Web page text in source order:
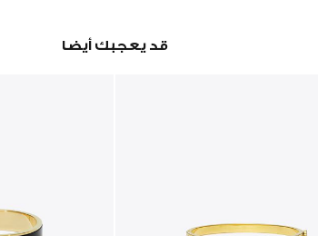
قد يعجبك أيضا